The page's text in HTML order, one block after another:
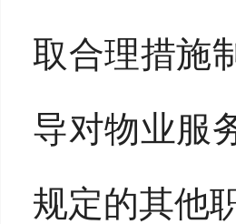
取合理措施
导对物业服
规定的其他